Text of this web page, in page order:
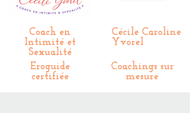
Coach en
Intimité et
Sexualité
Eroguide
certifiée
Cécile Caroline
Yvorel
Coachings sur
mesure